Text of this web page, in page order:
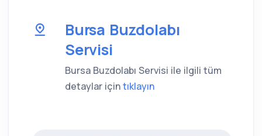
Bursa Buzdolabı
Servisi
Bursa Buzdolabı Servisi ile ilgili tüm
detaylar içintıklayın